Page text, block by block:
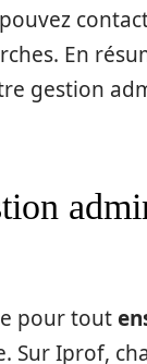
En
gestion
pour tout
Sur Iprof,